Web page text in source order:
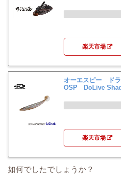
楽天市場
オーエスピー ド
OSP DoLive
楽天市場
如何でしたでしょうか？